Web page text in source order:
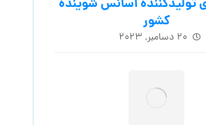
اسانس شوینده
کشور
۲۰ دسامبر, ۲۰۲۳